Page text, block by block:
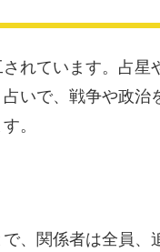
れています。占星
いで、戦争や政治
。
、関係者は全員、